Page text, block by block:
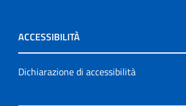
ACCESSIBILITÀ
Dichiarazione di accessibilità